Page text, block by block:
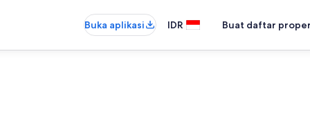
Buka aplikasi IDR Buat daftar